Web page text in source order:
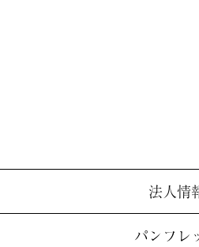
法人情
パンフレ